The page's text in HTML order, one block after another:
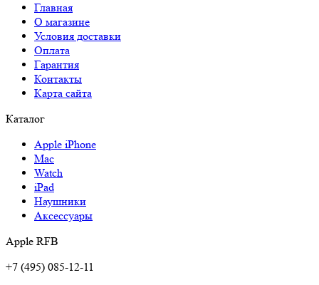
Главная
О магазине
Условия доставки
Оплата
Гарантия
Контакты
Карта сайта
Каталог
Apple iPhone
Mac
Watch
iPad
Наушники
Аксессуары
Apple RFB
+7 (495) 085-12-11